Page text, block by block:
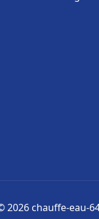
2026 chauffe-eau-